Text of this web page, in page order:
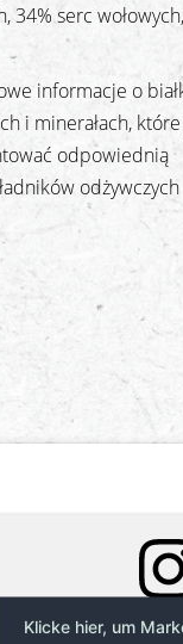
34% serc
informacje o
i minerałach,
odpowiednią
odżywczych
Klicke hier, um